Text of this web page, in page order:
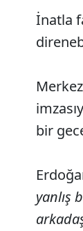
İnatla
bir
yanlış